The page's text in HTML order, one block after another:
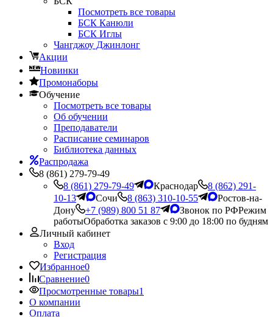
Посмотреть все товары
БСК Канюли
БСК Иглы
Чангджоу Джинлонг
Акции
Новинки
Промонаборы
Обучение
Посмотреть все товары
Об обучении
Преподаватели
Расписание семинаров
Библиотека данных
Распродажа
8 (861) 279-79-49
8 (861) 279-79-49
Краснодар
8 (862) 291-
10-13
Сочи 8 (863) 310-10-55
Ростов-на-
Дону
+7 (989) 800 51 87 Звонок по РФРежим
работыОбработка заказов с 9:00 до 18:00 по будням
Личный кабинет
Вход
Регистрация
Избранное0
Сравнение0
Просмотренные товары1
О компании
Оплата